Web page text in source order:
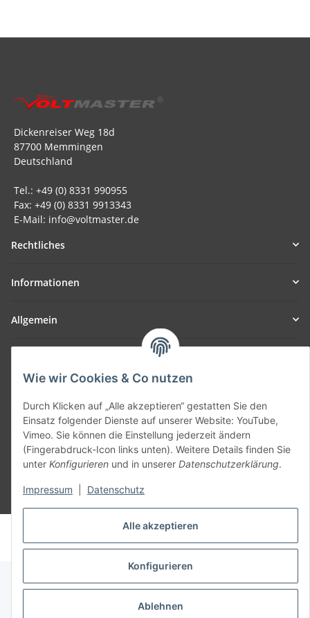
Alle akzeptieren
Konfigurieren
Ablehnen
Wie wir Cookies & Co nutzen
Durch Klicken auf „Alle akzeptieren“ gestatten Sie den
Einsatz folgender Dienste auf unserer Website: YouTube,
Vimeo. Sie können die Einstellung jederzeit ändern
(Fingerabdruck-Icon links unten). Weitere Details finden Sie
unter Konfigurieren und in unserer Datenschutzerklärung.
Impressum Datenschutz
Dickenreiser Weg 18d
87700 Memmingen
Deutschland
Tel.: +49 (0) 8331 990955
Fax: +49 (0) 8331 9913343
E-Mail: info@voltmaster.de
Rechtliches
Informationen
Allgemein
SmoliTec - Safety. Simplified. Worldwide. ( B2B Shop )
Vertrag widerrufen
* Alle Preise inkl. gesetzlicher USt., zzgl.
© voltmaster.de
Powered byJTL-Shop